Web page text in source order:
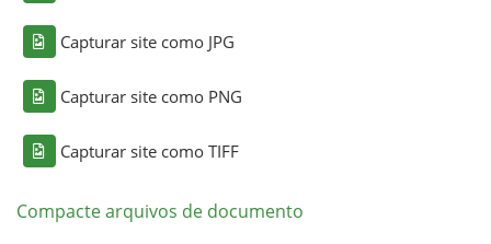
Capturar site como JPG
Capturar site como PNG
Capturar site como TIFF
Compacte arquivos de documento